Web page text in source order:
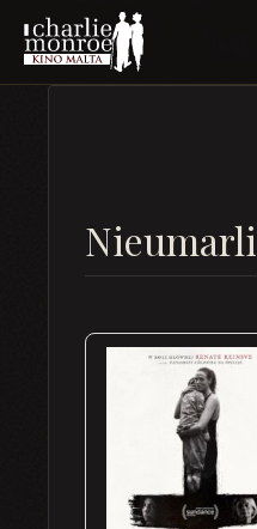
Nieumarli